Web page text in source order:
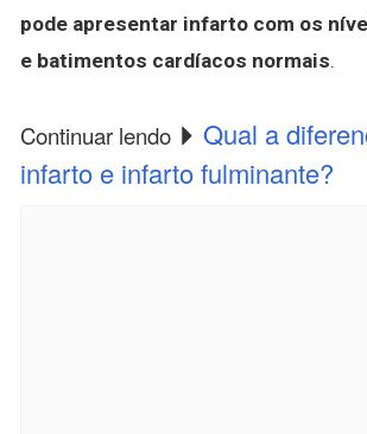
pode apresentar infarto com os
e batimentos cardíacos normais.
Continuar lendo
Qual a
infarto e infarto fulminante?